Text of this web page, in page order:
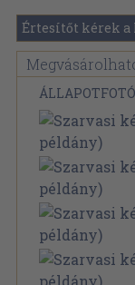
Értesítőt kérek